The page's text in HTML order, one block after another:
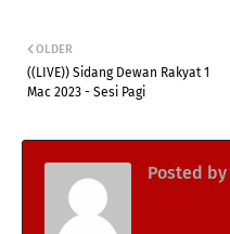
OLDER
((LIVE)) Sidang Dewan Rakyat 1
Mac 2023 - Sesi Pagi
Posted by